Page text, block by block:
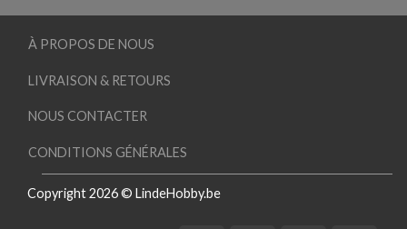
À PROPOS DE NOUS
LIVRAISON & RETOURS
NOUS CONTACTER
CONDITIONS GÉNÉRALES
Copyright 2026 © LindeHobby.be